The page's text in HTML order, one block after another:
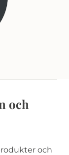
och
och